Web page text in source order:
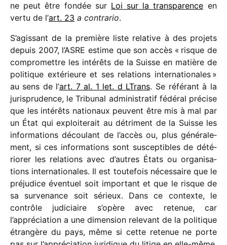
ne peut être fondée sur Loi sur la trans­pa­rence en
vertu de l’art. 23 a contra­rio.
S’agissant de la première liste rela­tive à des projets
depuis 2007, l’ASRE estime que son accès « risque de
compro­mettre les inté­rêts de la Suisse en matière de
poli­tique exté­rieure et ses rela­tions inter­na­tio­nales »
au sens de l’art. 7 al. 1 let. d LTrans. Se réfé­rant à la
juris­pru­dence, le Tribunal admi­nis­tra­tif fédé­ral précise
que les inté­rêts natio­naux peuvent être mis à mal par
un État qui exploi­te­rait au détri­ment de la Suisse les
infor­ma­tions décou­lant de l’accès ou, plus géné­ra­le­
ment, si ces infor­ma­tions sont suscep­tibles de dété­
rio­rer les rela­tions avec d’autres États ou orga­ni­sa­
tions inter­na­tio­nales. Il est toute­fois néces­saire que le
préju­dice éven­tuel soit impor­tant et que le risque de
sa surve­nance soit sérieux. Dans ce contexte, le
contrôle judi­ciaire s’opère avec rete­nue, car
l’appréciation a une dimen­sion rele­vant de la poli­tique
étran­gère du pays, même si cette rete­nue ne porte